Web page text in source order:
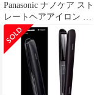
Panasonic ナノケア スト
レートヘアアイロン 本
体 EH-HS0J-K